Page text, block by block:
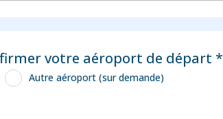
votre aéroport de départ *
Autre aéroport (sur demande)